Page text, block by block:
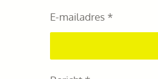
E-mailadres *